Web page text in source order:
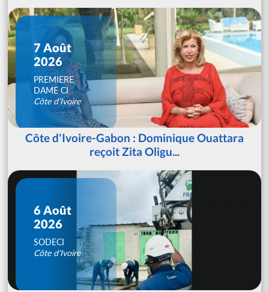
7 Août
2026
PREMIERE
DAME CI
Côte d'Ivoire
Côte d'Ivoire-Gabon : Dominique Ouattara
reçoit Zita Oligu...
6 Août
2026
SODECI
Côte d'Ivoire